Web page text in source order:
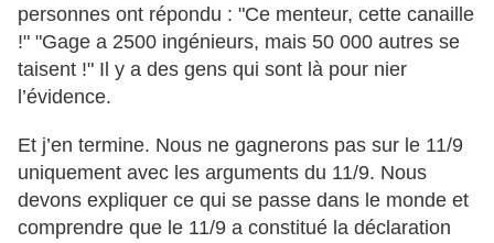
personnes ont répondu : "Ce menteur, cette canaille
!" "Gage a 2500 ingénieurs, mais 50 000 autres se
taisent !" Il y a des gens qui sont là pour nier
l’évidence.
Et j’en termine. Nous ne gagnerons pas sur le 11/9
uniquement avec les arguments du 11/9. Nous
devons expliquer ce qui se passe dans le monde et
comprendre que le 11/9 a constitué la déclaration